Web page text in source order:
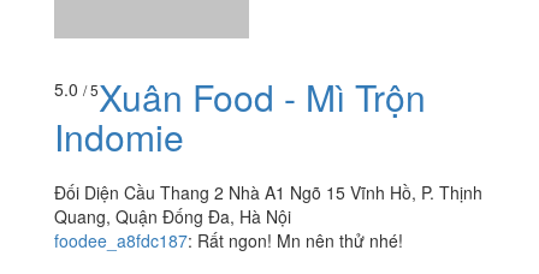
5.0 / 5Xuân Food - Mì Trộn
Indomie